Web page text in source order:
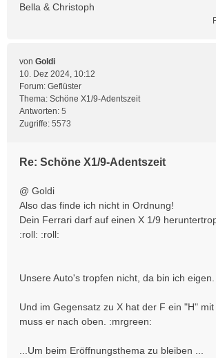
Bella & Christoph
von Goldi
10. Dez 2024, 10:12
Forum: Geflüster
Thema: Schöne X1/9-Adentszeit
Antworten: 5
Zugriffe: 5573
Re: Schöne X1/9-Adentszeit
@ Goldi
Also das finde ich nicht in Ordnung!
Dein Ferrari darf auf einen X 1/9
:roll: :roll:
Unsere Auto's tropfen nicht, da bin ich
Und im Gegensatz zu X hat der F ein "H"
muss er nach oben. :mrgreen:
...Um beim Eröffnungsthema zu bleiben ...